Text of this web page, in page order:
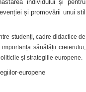
individului și pentru
și promovării unui stil
studenți, cadre didactice de
sănătății creierului,
și strategiile europene.
europene